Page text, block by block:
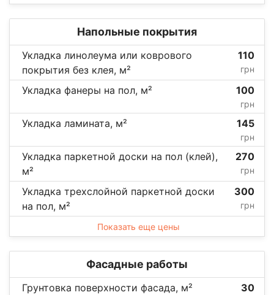
Напольные покрытия
Укладка линолеума или коврового
покрытия без клея, м²
110
грн
Укладка фанеры на пол, м² 100
грн
Укладка ламината, м² 145
грн
Укладка паркетной доски на пол (клей),
м²
270
грн
Укладка трехслойной паркетной доски
на пол, м²
300
грн
Показать еще цены
Фасадные работы
Грунтовка поверхности фасада, м² 30